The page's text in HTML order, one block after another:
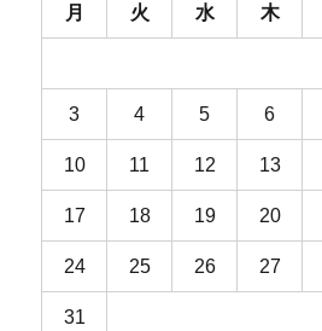
月 火 水 木
3 4 5 6
10 11 12 13
17 18 19 20
24 25 26 27
31